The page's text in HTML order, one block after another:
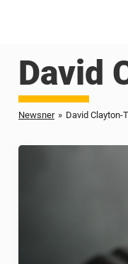
David
Newsner » David Clayton-